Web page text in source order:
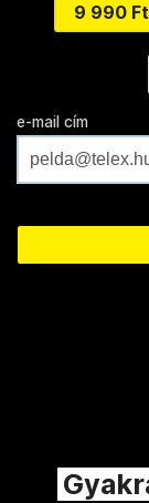
9 990 Ft
e-mail cím